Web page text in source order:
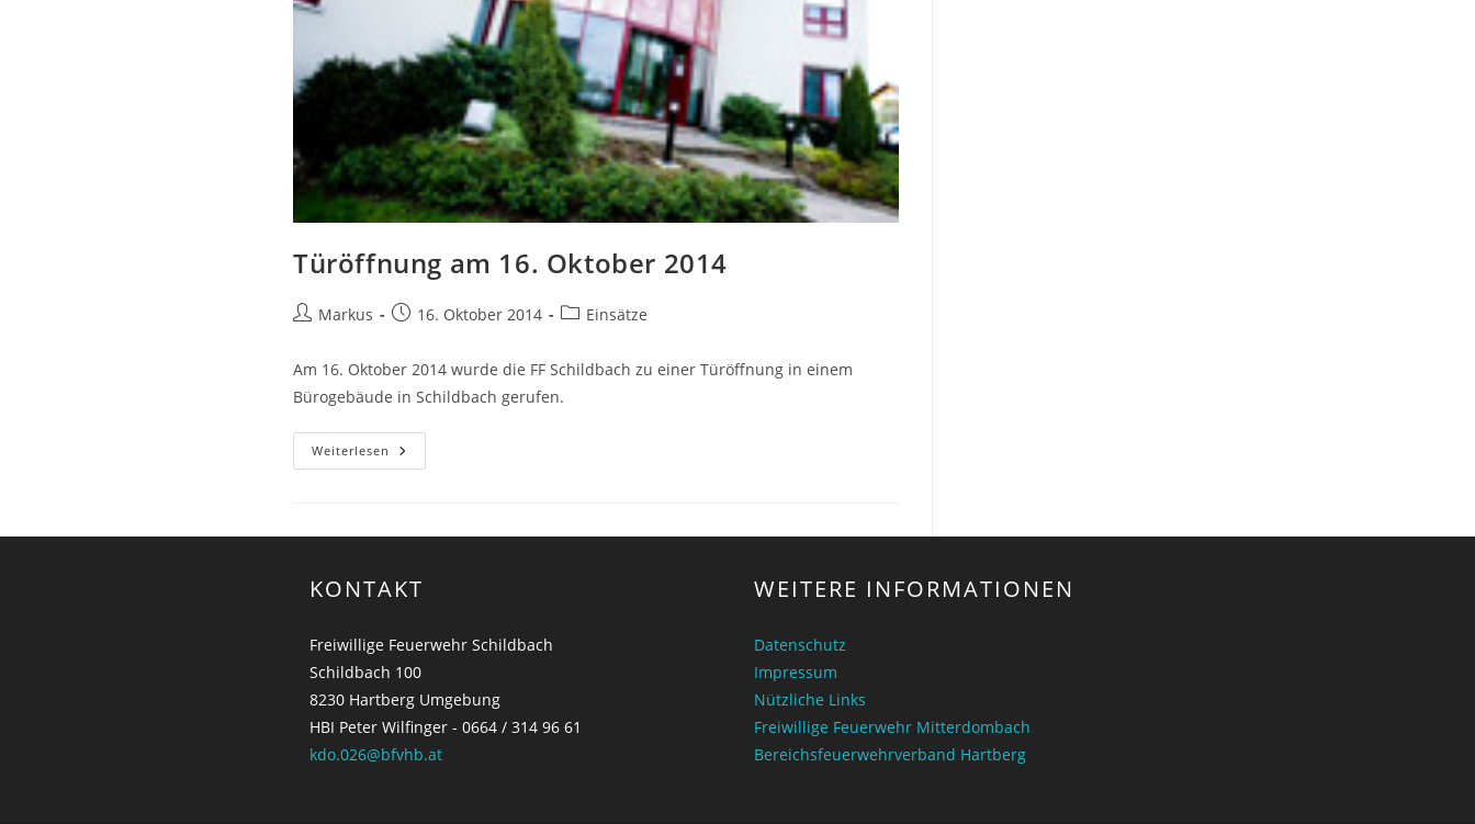
Türöffnung am 16. Oktober 2014
Markus 16. Oktober 2014 Einsätze
Am 16. Oktober 2014 wurde die FF Schildbach zu einer Türöffnung in einem
Bürogebäude in Schildbach gerufen.
Weiterlesen
KONTAKT
Freiwillige Feuerwehr Schildbach
Schildbach 100
8230 Hartberg Umgebung
HBI Peter Wilfinger - 0664 / 314 96 61
kdo.026@bfvhb.at
WEITERE INFORMATIONEN
Datenschutz
Impressum
Nützliche Links
Freiwillige Feuerwehr Mitterdombach
Bereichsfeuerwehrverband Hartberg